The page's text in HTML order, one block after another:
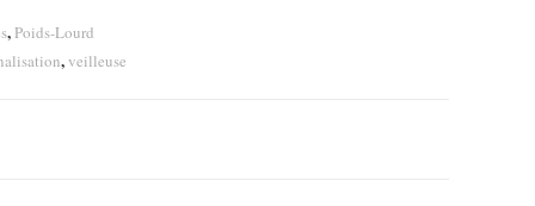
, Poids-Lourd
,veilleuse